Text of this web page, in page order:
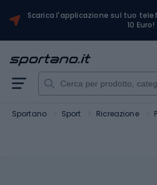
Scarica l'applicazione sul tuo
10 Euro!
Sportano Sport Ricreazione